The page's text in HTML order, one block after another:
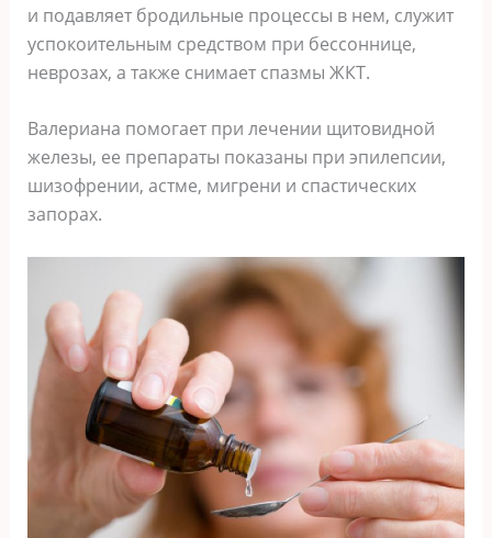
и подавляет бродильные процессы в нем, служит
успокоительным средством при бессоннице,
неврозах, а также снимает спазмы ЖКТ.
Валериана помогает при лечении щитовидной
железы, ее препараты показаны при эпилепсии,
шизофрении, астме, мигрени и спастических
запорах.